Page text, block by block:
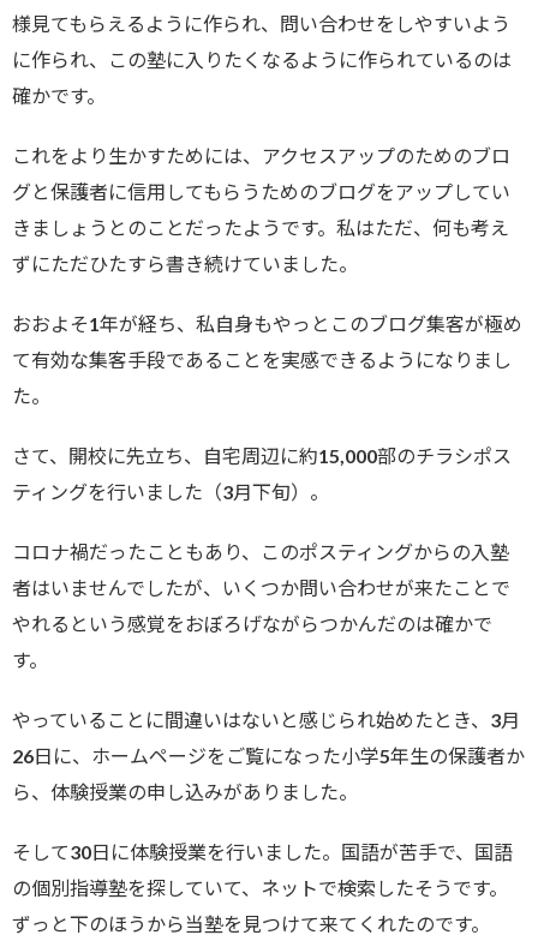
様見てもらえるように作られ、問い合わせをしやすいよう
に作られ、この塾に入りたくなるように作られているのは
確かです。
これをより生かすためには、アクセスアップのためのブロ
グと保護者に信用してもらうためのブログをアップしてい
きましょうとのことだったようです。私はただ、何も考え
ずにただひたすら書き続けていました。
おおよそ1年が経ち、私自身もやっとこのブログ集客が極め
て有効な集客手段であることを実感できるようになりまし
た。
さて、開校に先立ち、自宅周辺に約15,000部のチラシポス
ティングを行いました（3月下旬）。
コロナ禍だったこともあり、このポスティングからの入塾
者はいませんでしたが、いくつか問い合わせが来たことで
やれるという感覚をおぼろげながらつかんだのは確かで
す。
やっていることに間違いはないと感じられ始めたとき、3月
26日に、ホームページをご覧になった小学5年生の保護者か
ら、体験授業の申し込みがありました。
そして30日に体験授業を行いました。国語が苦手で、国語
の個別指導塾を探していて、ネットで検索したそうです。
ずっと下のほうから当塾を見つけて来てくれたのです。